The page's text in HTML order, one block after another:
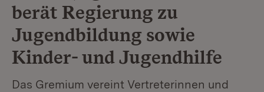
berät Regierung zu
Jugendbildung sowie
Kinder- und Jugendhilfe
Das Gremium vereint Vertreterinnen und